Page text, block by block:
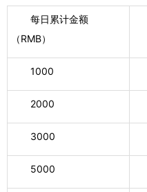
每日累计金额
（RMB）
1000
2000
3000
5000